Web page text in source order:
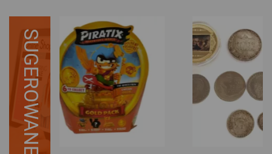
SUGEROWANE